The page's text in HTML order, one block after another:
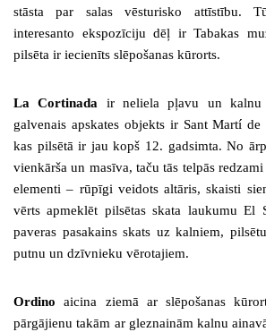
stāsta par salas vēsturisko attīstību.
interesanto ekspozīciju dēļ ir Tabakas
pilsēta ir iecienīts slēpošanas kūrorts.
La Cortinada ir neliela pļavu un kalnu
galvenais apskates objekts ir Sant Martí
kas pilsētā ir jau kopš 12. gadsimta. No
vienkārša un masīva, taču tās telpās
elementi – rūpīgi veidots altāris, skaisti
vērts apmeklēt pilsētas skata laukumu El
paveras pasakains skats uz kalniem,
putnu un dzīvnieku vērotajiem.
Ordinoaicina ziemā ar slēpošanas
pārgājienu takām ar gleznainām kalnu